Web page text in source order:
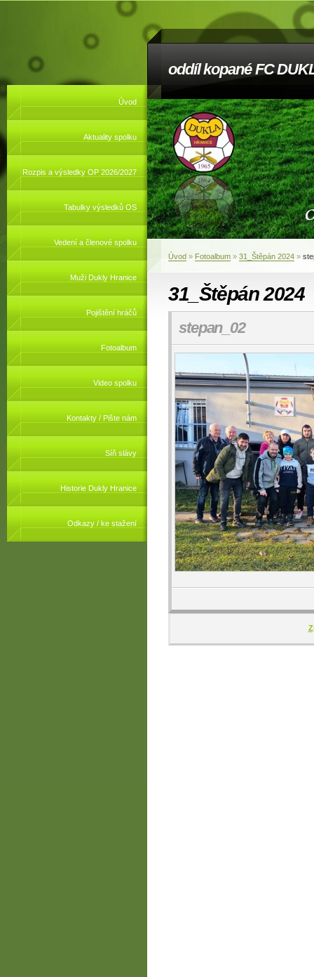
oddíl kopané FC
Úvod
Aktuality spolku
Rozpis a výsledky OP 2026/2027
Tabulky výsledků OS
Vedení a členové spolku
Muži Dukly Hranice
Pojištění hráčů
Fotoalbum
Video spolku
Kontakty / Pište nám
Síň slávy
Historie Dukly Hranice
Odkazy / ke stažení
Úvod » Fotoalbum » 31_Štěpán 2024 »
31_Štěpán 2024
stepan_02